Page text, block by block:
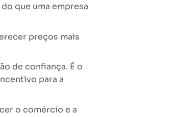
que uma empresa
preços mais
de confiança. É o
para a
o comércio e a